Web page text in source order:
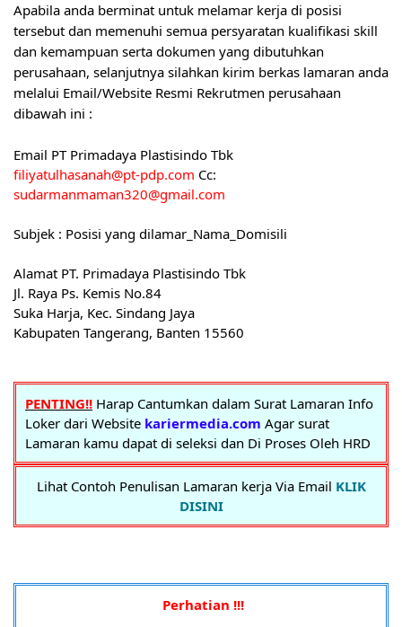
Apabila anda berminat untuk melamar kerja di posisi
tersebut dan memenuhi semua persyaratan kualifikasi skill
dan kemampuan serta dokumen yang dibutuhkan
perusahaan, selanjutnya silahkan kirim berkas lamaran anda
melalui Email/Website Resmi Rekrutmen perusahaan
dibawah ini :
Emаіl PT Primadaya Plastisindo Tbk
filiyatulhasanah@pt-pdp.com Cc:
sudarmanmaman320@gmail.com
Subjek : Posisi yang dilamar_Nama_Domisili
Alаmаt PT. Primadaya Plastisindo Tbk
Jl. Raya Ps. Kemis No.84
Suka Harja, Kec. Sindang Jaya
Kabupaten Tangerang, Banten 15560
PENTING!! Harap Cantumkan dalam Surat Lamaran Info
Loker dari Website kariermedia.com Agar surat
Lamaran kamu dapat di seleksi dan Di Proses Oleh HRD
Lihat Contoh Penulisan Lamaran kerja Via Email KLIK
DISINI
Perhatian !!!